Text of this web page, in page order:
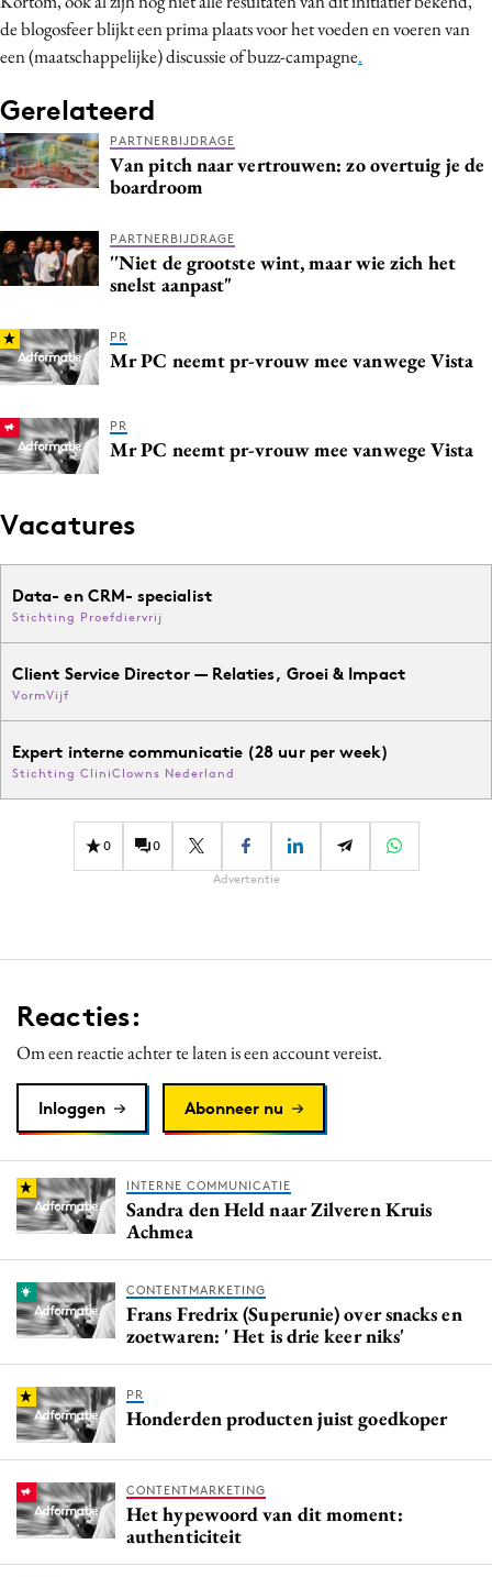
de blogosfeer blijkt een prima plaats voor het voeden en voeren van
een (maatschappelijke) discussie of buzz-campagne.
Gerelateerd
PARTNERBIJDRAGE
Van pitch naar vertrouwen: zo overtuig je de
boardroom
PARTNERBIJDRAGE
''Niet de grootste wint, maar wie zich het
snelst aanpast"
PR
Mr PC neemt pr-vrouw mee vanwege Vista
PR
Mr PC neemt pr-vrouw mee vanwege Vista
Vacatures
Data- en CRM- specialist
Stichting Proefdiervrij
Client Service Director — Relaties, Groei & Impact
VormVijf
Expert interne communicatie (28 uur per week)
Stichting CliniClowns Nederland
0 0
Advertentie
Reacties:
Om een reactie achter te laten is een account vereist.
Inloggen Abonneer nu
INTERNE COMMUNICATIE
Sandra den Held naar Zilveren Kruis
Achmea
CONTENTMARKETING
Frans Fredrix (Superunie) over snacks en
zoetwaren: ' Het is drie keer niks'
PR
Honderden producten juist goedkoper
CONTENTMARKETING
Het hypewoord van dit moment:
authenticiteit